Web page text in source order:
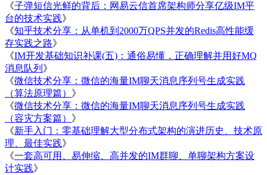
《子弹短信光鲜的背后：网易云信首席架构师分享亿级IM平
台的技术实践》
《知乎技术分享：从单机到2000万QPS并发的Redis高性能缓
存实践之路》
《IM开发基础知识补课(五)：通俗易懂，正确理解并用好MQ
消息队列 》
《微信技术分享：微信的海量IM聊天消息序列号生成实践
（算法原理篇） 》
《微信技术分享：微信的海量IM聊天消息序列号生成实践
（容灾方案篇） 》
《新手入门：零基础理解大型分布式架构的演进历史、技术原
理、最佳实践》
《一套高可用、易伸缩、高并发的IM群聊、单聊架构方案设
计实践》